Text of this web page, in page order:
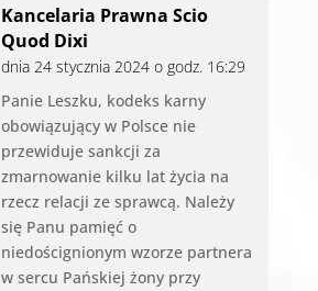
Kancelaria Prawna Scio
Quod Dixi
dnia 24 stycznia 2024 o godz. 16:29
Panie Leszku, kodeks karny
obowiązujący w Polsce nie
przewiduje sankcji za
zmarnowanie kilku lat życia na
rzecz relacji ze sprawcą. Należy
się Panu pamięć o
niedoścignionym wzorze partnera
w sercu Pańskiej żony przy